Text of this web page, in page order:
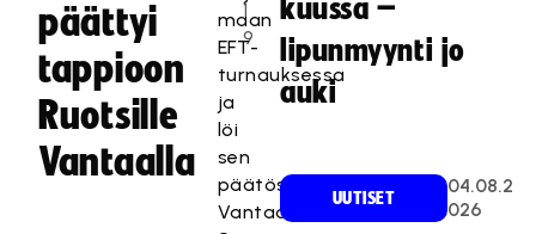
päättyi
tappioon
Ruotsille
Vantaalla
1
9
maan
EFT-
turnauksessa
ja
löi
sen
päätösottelussa
Vantaalla
kuussa –
lipunmyynti jo
auki
UUTISET
04.08.2
026